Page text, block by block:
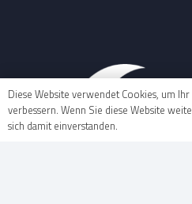
Diese Website verwendet Cookies, um
verbessern. Wenn Sie diese Website
sich damit einverstanden.